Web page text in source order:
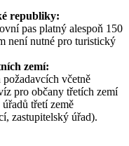
republiky:
pas platný alespoň 150
není nutné pro turistický
zemí:
včetně
pro občany třetích zemí
třetí země
zastupitelský úřad).